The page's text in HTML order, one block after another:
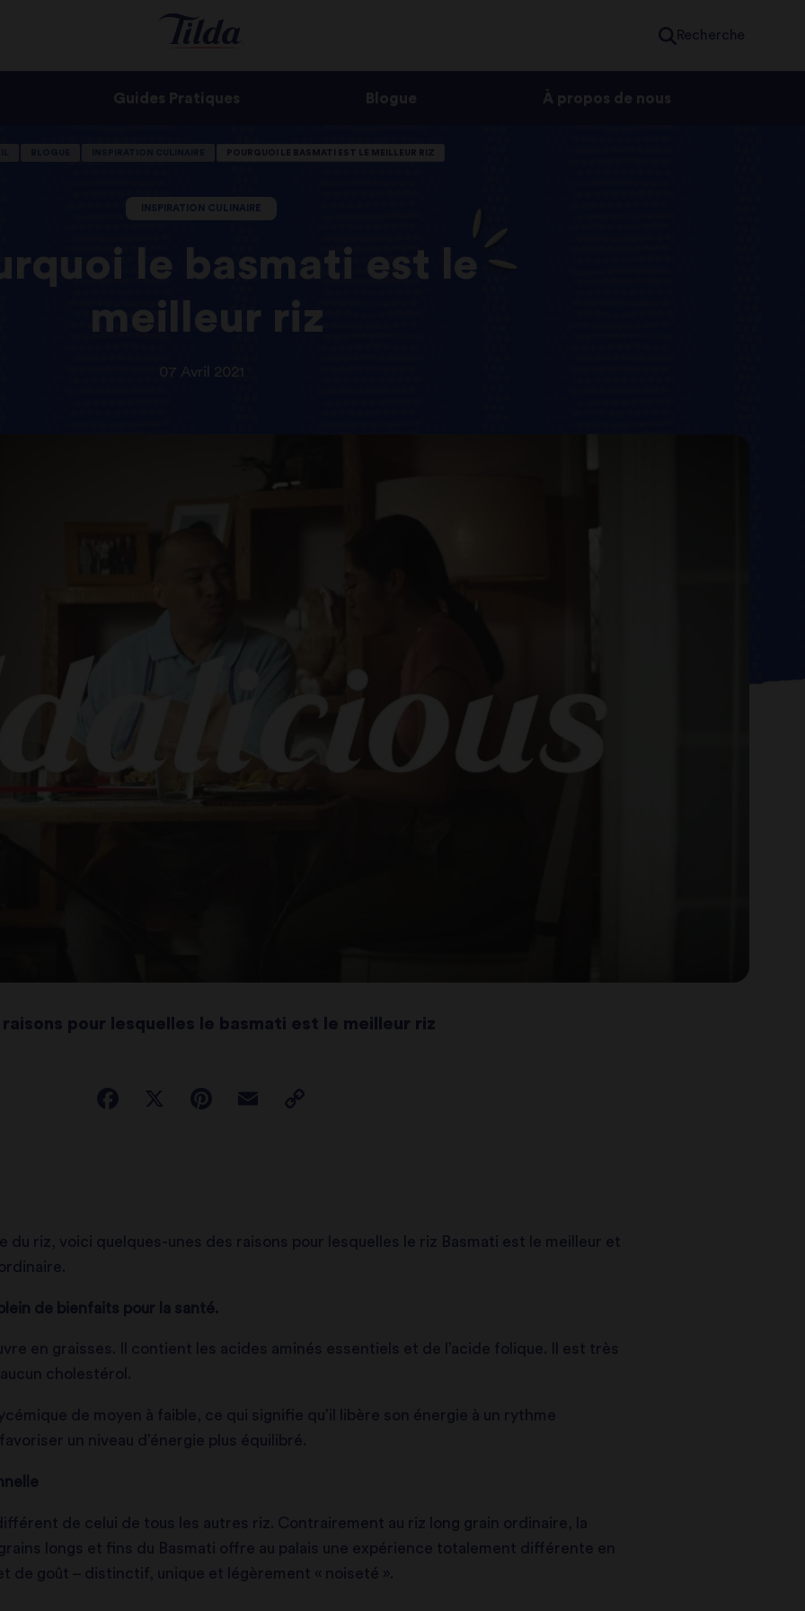
Recherche
Guides Pratiques Blogue À propos de nous
POURQUOI LE BASMATI EST LE MEILLEUR RIZ
INSPIRATION CULINAIRE
le basmati est le
meilleur riz
07 Avril 2021
pour lesquelles le basmati est le meilleur riz
du riz, voici quelques-unes des raisons pour lesquelles le riz Basmati est le meilleur et
de bienfaits pour la santé.
en graisses. Il contient les acides aminés essentiels et de l’acide folique. Il est très
cholestérol.
de moyen à faible, ce qui signifie qu’il libère son énergie à un rythme
un niveau d’énergie plus équilibré.
de celui de tous les autres riz. Contrairement au riz long grain ordinaire, la
longs et fins du Basmati offre au palais une expérience totalement différente en
de goût – distinctif, unique et légèrement « noiseté ».